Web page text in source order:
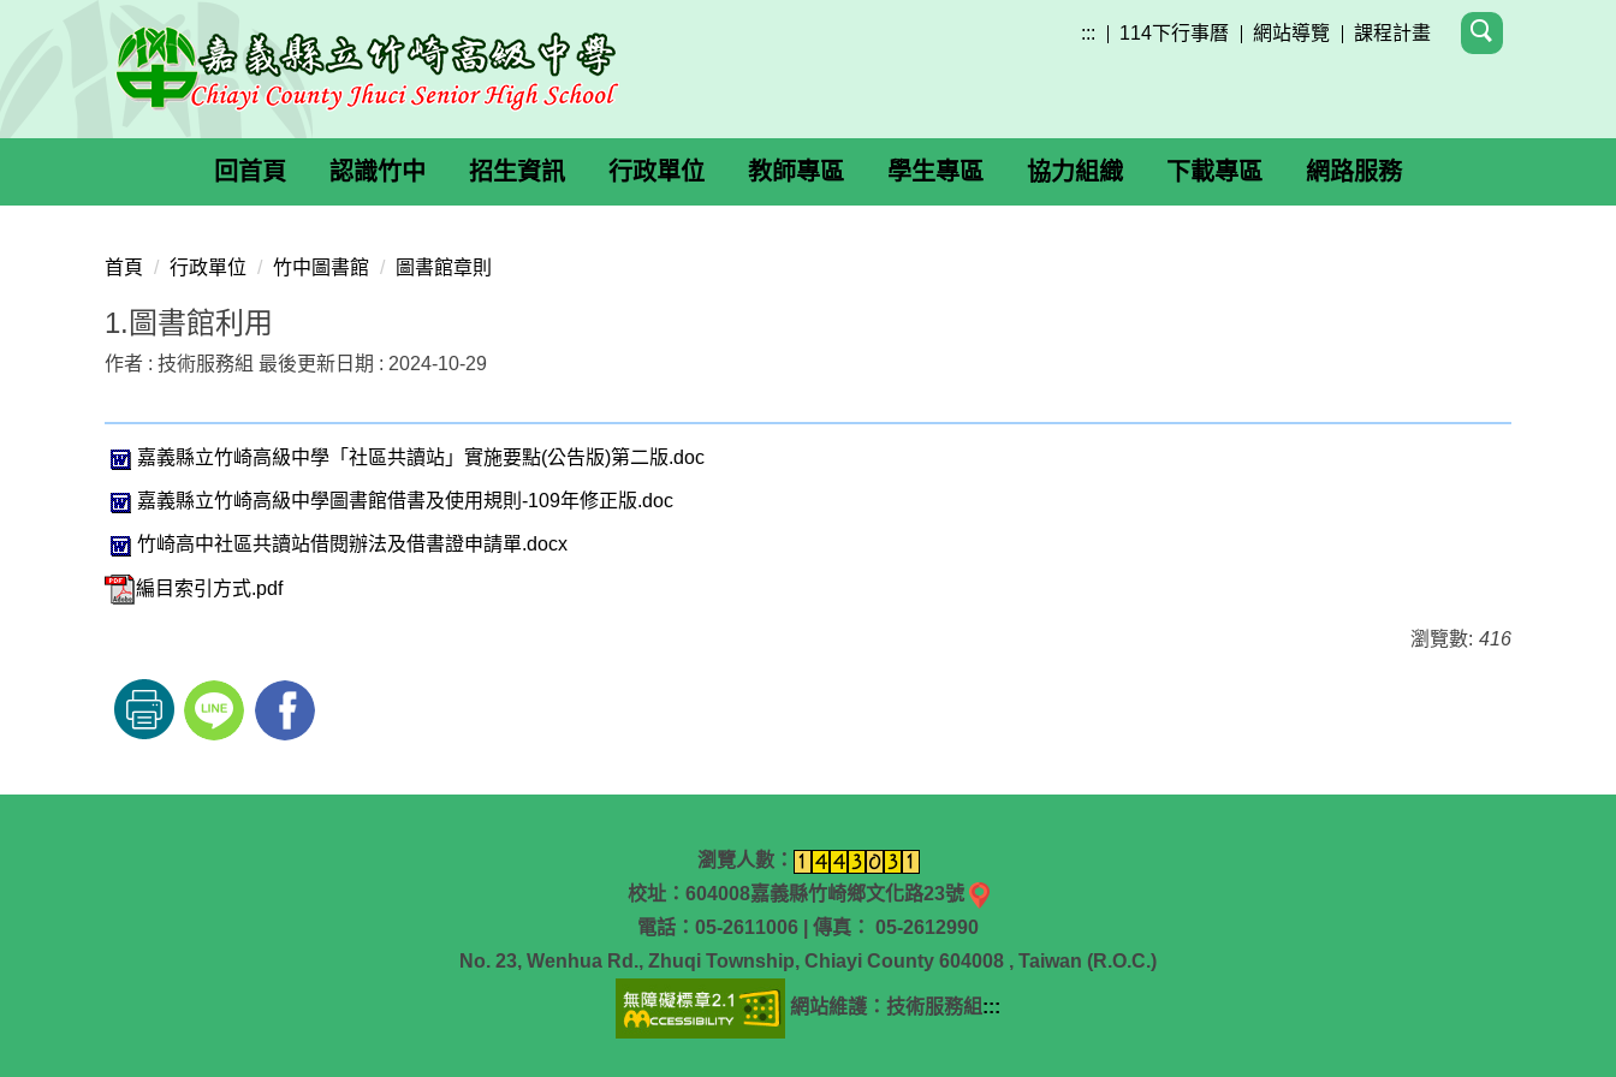
內
::: 114下行事曆 網站導覽 課程計畫
回首頁 認識竹中 招生資訊 行政單位 教師專區 學生專區 協力組織 下載專區 網路服務
首頁 行政單位 竹中圖書館 圖書館章則
1.圖書館利用
作者 : 技術服務組 最後更新日期 : 2024-10-29
嘉義縣立竹崎高級中學「社區共讀站」實施要點(公告版)第二版.doc
嘉義縣立竹崎高級中學圖書館借書及使用規則-109年修正版.doc
竹崎高中社區共讀站借閱辦法及借書證申請單.docx
編目索引方式.pdf
瀏覽數: 416
瀏覽人數：
校址：604008嘉義縣竹崎鄉文化路23號
電話：05-2611006 | 傳真： 05-2612990
No. 23, Wenhua Rd., Zhuqi Township, Chiayi County 604008 , Taiwan (R.O.C.)
網站維護：技術服務組:::